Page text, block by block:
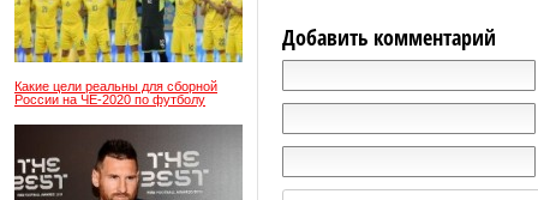
Какие цели реальны для сборной
России на ЧЕ-2020 по футболу
Добавить комментарий